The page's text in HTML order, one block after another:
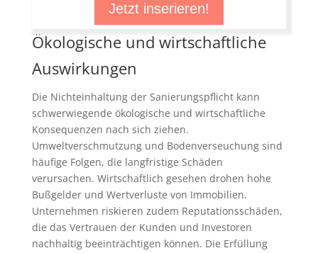
Jetzt inserieren!
Ökologische und wirtschaftliche
Auswirkungen
Die Nichteinhaltung der Sanierungspflicht kann
schwerwiegende ökologische und wirtschaftliche
Konsequenzen nach sich ziehen.
Umweltverschmutzung und Bodenverseuchung sind
häufige Folgen, die langfristige Schäden
verursachen. Wirtschaftlich gesehen drohen hohe
Bußgelder und Wertverluste von Immobilien.
Unternehmen riskieren zudem Reputationsschäden,
die das Vertrauen der Kunden und Investoren
nachhaltig beeinträchtigen können. Die Erfüllung